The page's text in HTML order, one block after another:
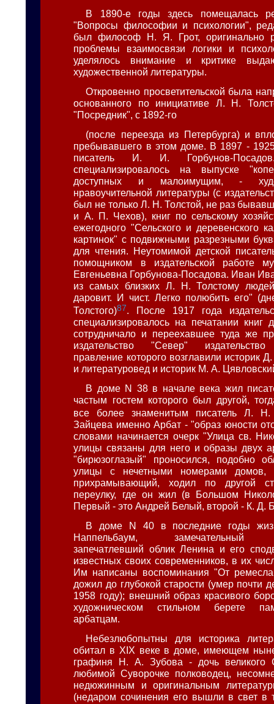
В 1890-е годы здесь помещалась
"Вопросы философии и психологии",
был философ Н. Я. Грот, оригинально
проблемы взаимосвязи логики и
уделялось внимание и критике
художественной литературы.
Откровенно просветительской была
основанного по инициативе Л. Н.
"Посредник", с 1892-го
(после переезда из Петербурга) и
пребывавшего в этом доме. В 1897 - 1925
писатель И. И. Горбунов-Посадов.
специализировалось на выпуске
доступных и малоимущим, -
нравоучительной литературы (с
был не только Л. Н. Толстой, не раз
и А. П. Чехов), книг по сельскому
ежегодного "Сельского и деревенского
картинок" с подвижными разрезными
для чтения. Неутомимой детской
помощником в издательской работе
Евгеньевна Горбунова-Посадова. Иван
из самых близких Л. Н. Толстому
даровит. И чист. Легко полюбить его"
Толстого)87. После 1917 года
специализировалось на печатании
сотрудничало и переехавшее туда же
издательство "Север"
правление которого возглавили историк
и литературовед и историк М. А.
В доме N 38 в начале века жил
частым гостем которого был другой,
все более знаменитым писатель Л. Н.
Зайцева именно Арбат - "образ юности
словами начинается очерк "Улица св.
улицы связаны для него и образы двух
"бирюзоглазый" проносился, подобно
улицы с нечетными номерами домов,
прихрамывающий, ходил по другой
переулку, где он жил (в Большом
Первый - это Андрей Белый, второй - К. Д.
В доме N 40 в последние годы
Наппельбаум, замечательный
запечатлевший облик Ленина и его
известных своих современников, в их
Им написаны воспоминания "От ремесла
дожил до глубокой старости (умер почти
1958 году); внешний образ красивого
художническом стильном берете
арбатцам.
Небезлюбопытны для историка
обитал в XIX веке в доме, имеющем
графиня Н. А. Зубова - дочь великого
любимой Суворочке полководец,
недюжинным и оригинальным
(недаром сочинения его вышли в свет в